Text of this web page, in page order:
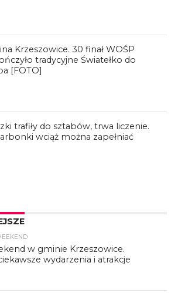
Krzeszowice. 30 finał WOŚP
tradycyjne Światełko do
[FOTO]
trafiły do sztabów, trwa liczenie.
wciąż można zapełniać
w gminie Krzeszowice.
wydarzenia i atrakcje